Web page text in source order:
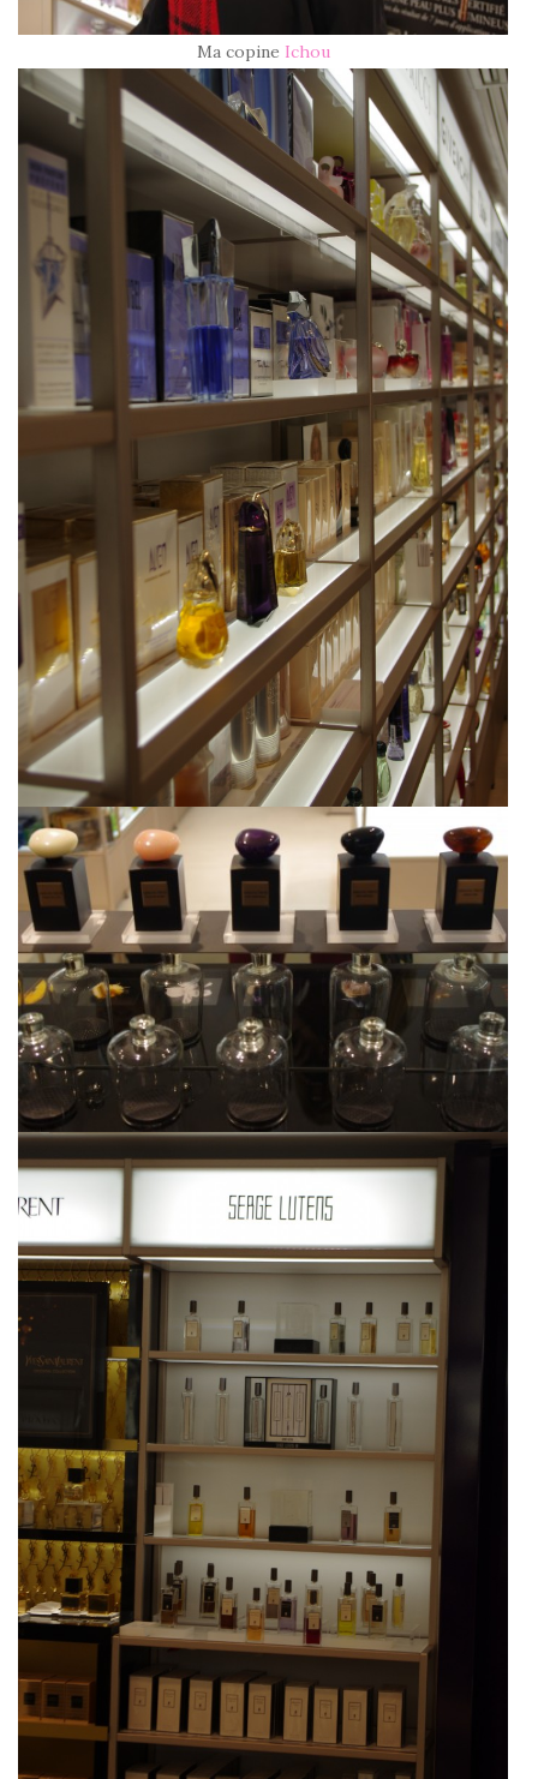
Ma copine Ichou